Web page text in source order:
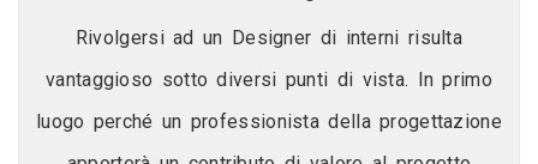
Rivolgersi ad un Designer di interni risulta
vantaggioso sotto diversi punti di vista. In primo
luogo perché un professionista della progettazione